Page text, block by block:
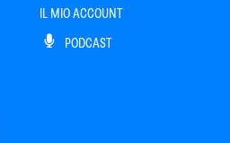
IL MIO ACCOUNT
PODCAST